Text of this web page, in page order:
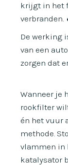
krijgt in het
verbranden.
De werking
van een
zorgen dat
Wanneer je
rookfilter
én het vuur
methode.
vlammen in
katalysator